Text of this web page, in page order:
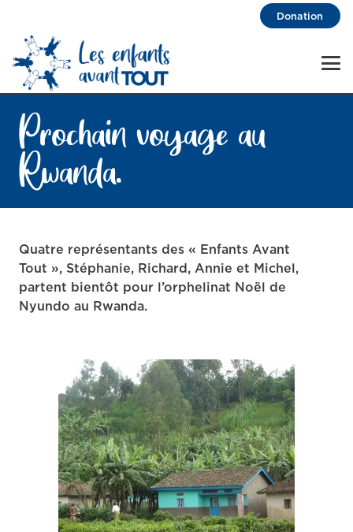
Donation
Prochain voyage au
Rwanda.
Quatre représentants des « Enfants Avant
Tout », Stéphanie, Richard, Annie et Michel,
partent bientôt pour l’orphelinat Noël de
Nyundo au Rwanda.